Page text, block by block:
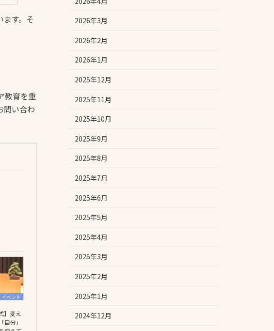
ます。そ
教育を重
問い合わ
イベント
】変え
自分」
2026年3月
2026年2月
2026年1月
2025年12月
2025年11月
2025年10月
2025年9月
2025年8月
2025年7月
2025年6月
2025年5月
2025年4月
2025年3月
2025年2月
2025年1月
2024年12月